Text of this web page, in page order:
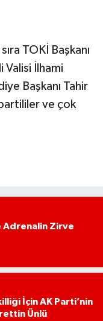
TOKİ Başkanı
İlhami
Başkanı Tahir
ve çok
Adrenalin Zirve
İçin AK Parti’nin
Ünlü